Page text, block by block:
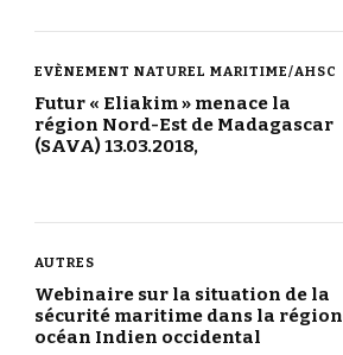
EVÈNEMENT NATUREL MARITIME/AHSC
Futur « Eliakim » menace la
région Nord-Est de Madagascar
(SAVA) 13.03.2018,
AUTRES
Webinaire sur la situation de la
sécurité maritime dans la région
océan Indien occidental